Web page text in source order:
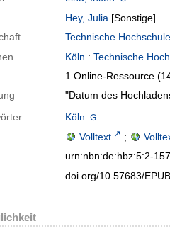
Hey, Julia [Sonstige]
Technische
Köln : Technische
1 Online-Ressource
"Datum des
Köln
Volltext ;
urn:nbn:de:hbz:5:2-
doi.org/10.57683/